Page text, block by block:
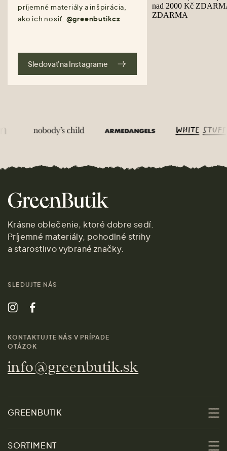
príjemné materiály a inšpirácia,
ako ich nosiť. @greenbutikcz
Sledovať na Instagrame
Krásne oblečenie, ktoré dobre sedí.
Príjemné materiály, pohodlné strihy
a starostlivo vybrané značky.
SLEDUJTE NÁS
KONTAKTUJTE NÁS V PRÍPADE
OTÁZOK
info@greenbutik.sk
GREENBUTIK
SORTIMENT